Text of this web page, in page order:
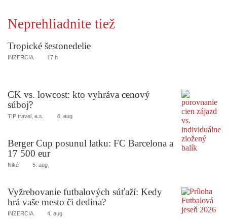
Neprehliadnite tiež
Tropické šestonedelie
INZERCIA 17 h
CK vs. lowcost: kto vyhráva cenový
súboj?
TIP travel, a.s. 6. aug
Berger Cup posunul latku: FC Barcelona a
17 500 eur
Niké 5. aug
Vyžrebovanie futbalových súťaží: Kedy
hrá vaše mesto či dedina?
INZERCIA 4. aug